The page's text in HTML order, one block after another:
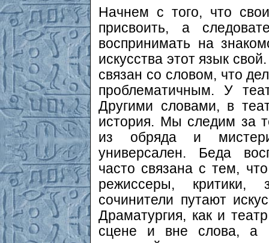
Начнем с того, что
присвоить, а
воспринимать на
искусства этот язык
связан со словом, что
проблематичным. У
Другими словами, в
история. Мы следим за
из обряда и
универсален. Беда
часто связана с тем,
режиссеры, критики,
сочинители путают
Драматургия, как и
сцене и вне слова, а